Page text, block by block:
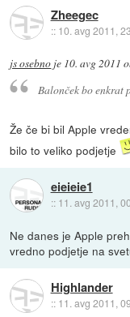
Zheegec
:: 10. avg 2011,
js osebno je 10. avg 2011
Balonček bo enkrat
Že če bi bil Apple
bilo to veliko podjetje
eieieie1
:: 11. avg 2011,
Ne danes je Apple
vredno podjetje na
Highlander
:: 11. avg 2011,